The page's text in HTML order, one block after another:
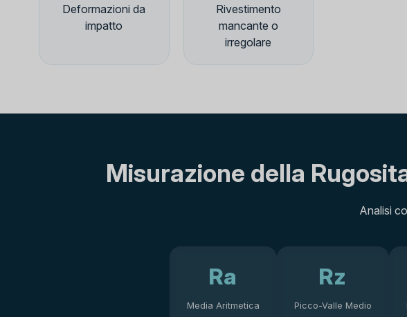
Deformazioni da
impatto
Rivestimento
mancante o
irregolare
Misurazione della
Analisi
Ra
Media Aritmetica
Rz
Picco-Valle Medio